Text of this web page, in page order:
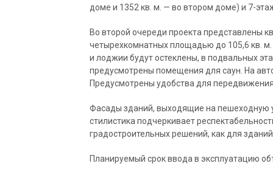
доме и 1352 кв. м. — во втором доме) и 7-
Во второй очереди проекта представлены
четырехкомнатных площадью до 105,6 кв. м.
и лоджии будут остеклены, в подвальных
предусмотрены помещения для саун. На
Предусмотрены удобства для
Фасады зданий, выходящие на пешеходную
стилистика подчеркивает
градостроительных решений, как для
Планируемый срок ввода в эксплуатацию